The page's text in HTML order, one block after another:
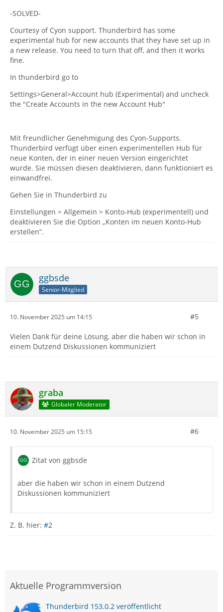
-SOLVED-
Courtesy of Cyon support. Thunderbird has some
experimental hub for new accounts that they have set up in
a new release. You need to turn that off, and then it works
fine.
In thunderbird go to
Settings>General>Account hub (Experimental) and uncheck
the "Create Accounts in the new Account Hub"
Mit freundlicher Genehmigung des Cyon-Supports.
Thunderbird verfügt über einen experimentellen Hub für
neue Konten, der in einer neuen Version eingerichtet
wurde. Sie müssen diesen deaktivieren, dann funktioniert es
einwandfrei.
Gehen Sie in Thunderbird zu
Einstellungen > Allgemein > Konto-Hub (experimentell) und
deaktivieren Sie die Option „Konten im neuen Konto-Hub
erstellen”.
ggbsde
Senior-Mitglied
10. November 2025 um 14:15 #5
Vielen Dank für deine Lösung, aber die haben wir schon in
einem Dutzend Diskussionen kommuniziert
graba
Globaler Moderator
10. November 2025 um 15:15 #6
Zitat von ggbsde
aber die haben wir schon in einem Dutzend
Diskussionen kommuniziert
Z. B. hier: #2
Aktuelle Programmversion
Thunderbird 153.0.2 veröffentlicht